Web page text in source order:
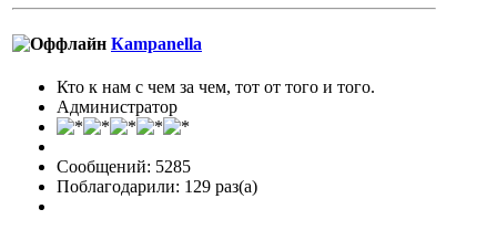
Кampanella
Кто к нам с чем за чем, тот от того и того.
Администратор
Сообщений: 5285
Поблагодарили: 129 раз(а)